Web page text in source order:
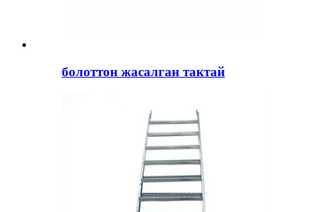
болоттон жасалган тактай